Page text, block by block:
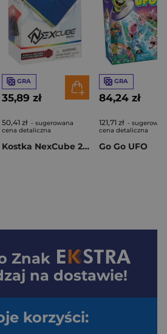
GRA
35,89 zł
50,41 zł - sugerowana
cena detaliczna
Kostka NexCube 2x2 Classic MoYu
GRA
84,24 zł
121,71 zł -
cena detaliczna
Go Go UFO
Znak
na dostawie!
korzyści: